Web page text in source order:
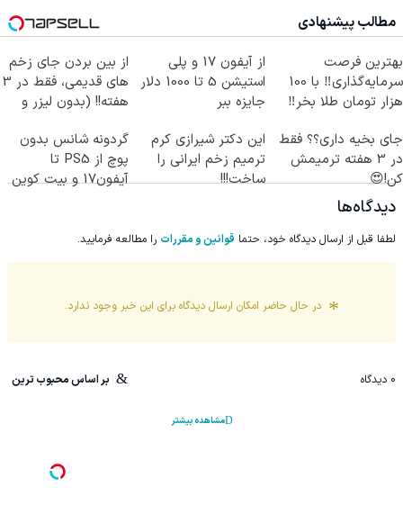
مطالب پیشنهادی
بهترین فرصت
سرمایه‌گذاری‼️ با 100
هزار تومان طلا بخر‼️
از آیفون 17 و پلی
استیشن 5 تا 1000 دلار
جایزه ببر
از بین بردن جای زخم
های قدیمی، فقط در 3
هفته!! (بدون لیزر و
جای بخیه داری؟؟ فقط
در 3 هفته ترمیمش
کن!😍
این دکتر شیرازی کرم
ترمیم زخم ایرانی را
ساخت!!!
گردونه شانس بدون
پوچ از PS5 تا
آیفون17 و بیت کوین
دیدگاه‌ها
لطفا قبل از ارسال دیدگاه خود، حتما قوانین و مقررات را مطالعه فرمایید.
در حال حاضر امکان ارسال دیدگاه برای این خبر وجود ندارد.
0 دیدگاه بر اساس محبوب ترین
مشاهده بیشتر